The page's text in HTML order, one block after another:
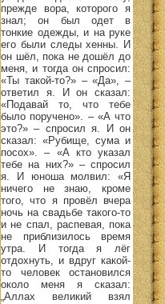
прежде вора, которого я
знал; он был одет в
тонкие одежды, и на руке
его были следы хенны. И
он шёл, пока не дошёл до
меня, и тогда он спросил:
«Ты такой-то?» – «Да», –
ответил я. И он сказал:
«Подавай то, что тебе
было поручено». – «А что
это?» – спросил я. И он
сказал: «Рубище, сума и
посох». – «А кто указал
тебе на них?» – спросил
я. И юноша молвил: «Я
ничего не знаю, кроме
того, что я провёл вчера
ночь на свадьбе такого-то
и не спал, распевая, пока
не приблизилось время
утра. И тогда я лёг
отдохнуть, и вдруг какой-
то человек остановился
около меня я сказал:
„Аллах великий взял